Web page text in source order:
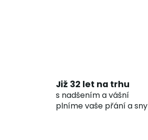
Již 32 let na trhu
s nadšením a vášní
plníme vaše přání a sny